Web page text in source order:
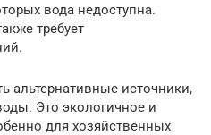
вода недоступна.
требует
альтернативные источники,
Это экологичное и
для хозяйственных